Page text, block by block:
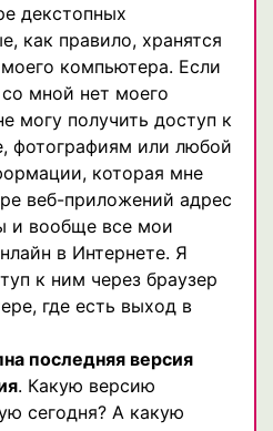
декстопных
как правило, хранятся
компьютера. Если
мной нет моего
могу получить доступ к
фотографиям или любой
которая мне
веб-приложений адрес
и вообще все мои
в Интернете. Я
к ним через браузер
где есть выход в
последняя версия
. Какую версию
сегодня? А какую